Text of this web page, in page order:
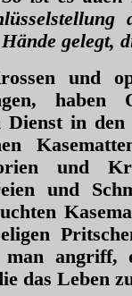
gelegt,
und
haben
Dienst in
und
und
man angriff,
das Leben